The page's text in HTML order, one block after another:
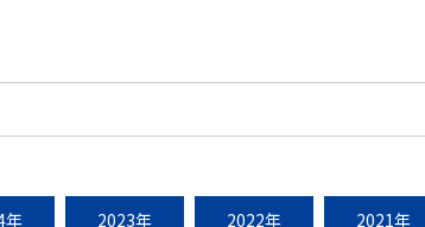
年 2023年 2022年 2021年